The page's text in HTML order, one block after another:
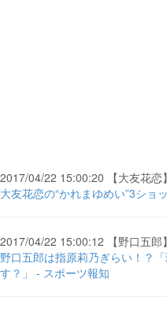
2017/04/22 15:00:20 【大友花恋】
大友花恋の“かれまゆめい”3ショ
2017/04/22 15:00:12 【野口五郎】
野口五郎は指原莉乃ぎらい！？
す？」 - スポーツ報知